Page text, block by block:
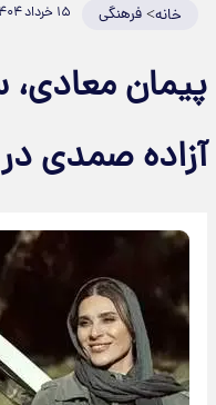
خانه>فرهنگی ۱۵ خرداد ۱۴۰۴
پیمان
آزاده صمدی